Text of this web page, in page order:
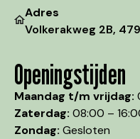
Adres
Volkerakweg 2B,
Openingstijden
Maandag t/m vrijdag:
Zaterdag: 08:00 –
Zondag: Gesloten